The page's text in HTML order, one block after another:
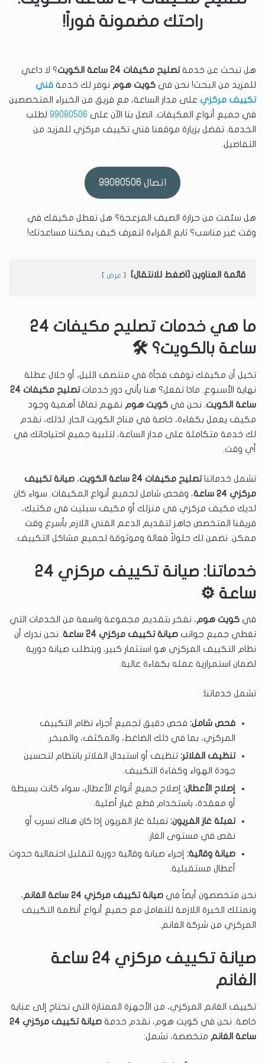
راحتك مضمونة فوراً!
هل تبحث عن خدمةتصليح مكيفات 24 ساعة الكويت
؟ لا داعي
للمزيد من البحث! نحن في كويت هوم نوفر لك خدمة فني
تكييف مركزي على مدار الساعة، مع فريق من الخبراء المتخصصين
في جميع أنواع المكيفات. اتصل بنا الآن على 99080506 لطلب
الخدمة. تفضل بزيارة موقعنا فني تكييف مركزي للمزيد من
التفاصيل.
اتصال 99080506
هل سئمت من حرارة الصيف المزعجة؟ هل تعطل مكيفك في
وقت غير مناسب؟ تابع القراءة لتعرف كيف يمكننا مساعدتك!
قائمة العناوين [اضغط للانتقال] عرض
ما هي خدمات تصليح مكيفات 24
ساعة بالكويت؟ 🛠️
تخيل أن مكيفك توقف فجأة في منتصف الليل، أو خلال عطلة
نهاية الأسبوع. ماذا تفعل؟ هنا يأتي دور خدمات
تصليح مكيفات 24
ساعة الكويت. نحن في كويت هوم نفهم تمامًا أهمية وجود
مكيف يعمل بكفاءة، خاصة في مناخ الكويت الحار. لذلك، نقدم
لك خدمة متكاملة على مدار الساعة، لتلبية جميع احتياجاتك في
أي وقت.
تشمل خدماتناتصليح مكيفات 24 ساعة الكويت ، صيانة تكييف
مركزي ٢٤ ساعة
، وفحص شامل لجميع أنواع المكيفات. سواء كان
لديك مكيف مركزي في منزلك أو مكيف سبليت في مكتبك،
فريقنا المتخصص جاهز لتقديم الدعم الفني اللازم بأسرع وقت
ممكن. نضمن لك حلولاً فعالة وموثوقة لجميع مشاكل التكييف.
خدماتنا: صيانة تكييف مركزي 24
ساعة ⚙️
في كويت هوم، نفخر بتقديم مجموعة واسعة من الخدمات التي
تغطي جميع جوانب صيانة تكييف مركزي 24 ساعة
. نحن ندرك أن
نظام التكييف المركزي هو استثمار كبير، ويتطلب صيانة دورية
لضمان استمرارية عمله بكفاءة عالية.
تشمل خدماتنا:
فحص شامل: فحص دقيق لجميع أجزاء نظام التكييف
المركزي، بما في ذلك الضاغط، والمكثف، والمبخر.
تنظيف الفلاتر: تنظيف أو استبدال الفلاتر بانتظام لتحسين
جودة الهواء وكفاءة التكييف.
إصلاح الأعطال: إصلاح جميع أنواع الأعطال، سواء كانت بسيطة
أو معقدة، باستخدام قطع غيار أصلية.
تعبئة غاز الفريون: تعبئة غاز الفريون إذا كان هناك تسرب أو
نقص في مستوى الغاز.
صيانة وقائية: إجراء صيانة وقائية دورية لتقليل احتمالية حدوث
أعطال مستقبلية.
نحن متخصصون أيضاً في صيانة تكييف مركزي ٢٤ ساعة الغانم
،
ونمتلك الخبرة اللازمة للتعامل مع جميع أنواع أنظمة التكييف
المركزي من شركة الغانم.
صيانة تكييف مركزي ٢٤ ساعة
الغانم
تكييف الغانم المركزي، من الأجهزة الممتازة التي تحتاج إلى عناية
خاصة. نحن في كويت هوم، نقدم خدمة
صيانة تكييف مركزي ٢٤
ساعة الغانم متخصصة، تشمل: